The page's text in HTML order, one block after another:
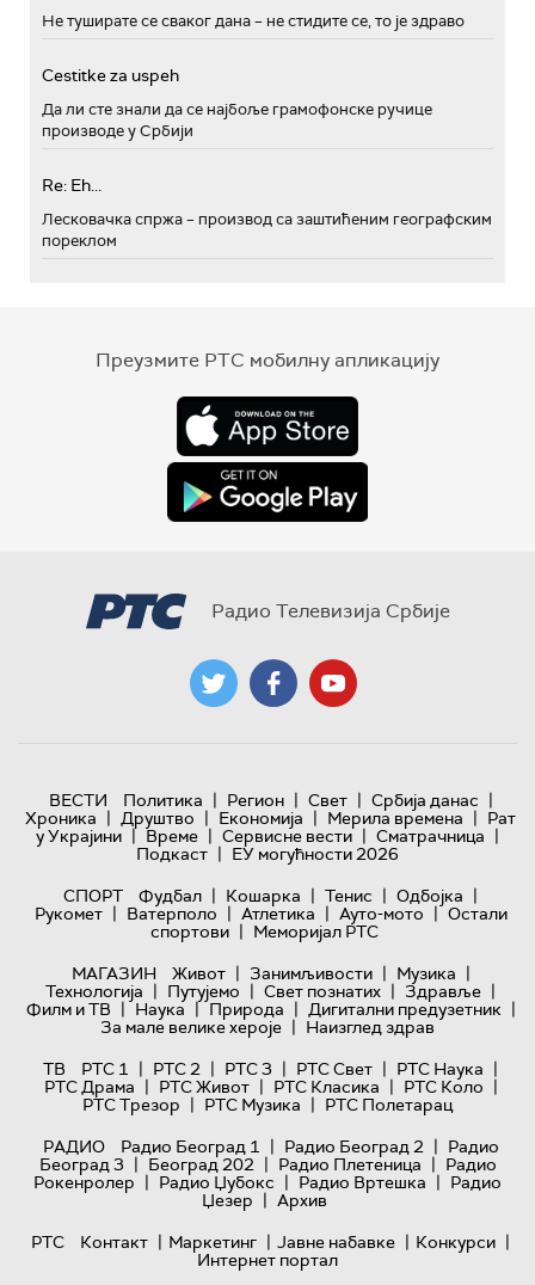
Не туширате се сваког дана – не стидите се, то је здраво
Cestitke za uspeh
Да ли сте знали да се најбоље грамофонске ручице
производе у Србији
Re: Eh...
Лесковачка спржа – производ са заштићеним географским
пореклом
Преузмите РТС мобилну апликацију
Радио Телевизија Србије
ВЕСТИ Политика | Регион | Свет | Србија данас |
Хроника | Друштво | Економија | Мерила времена | Рат
у Украјини | Време | Сервисне вести | Сматрачница |
Подкаст | ЕУ могућности 2026
СПОРТ
Фудбал | Кошарка | Тенис | Одбојка |
Рукомет | Ватерполо | Атлетика | Ауто-мото | Остали
спортови | Меморијал РТС
МАГАЗИН
Живот | Занимљивости | Музика |
Технологијa | Путујемо | Свет познатих | Здравље |
Филм и ТВ | Наука | Природа | Дигитални предузетник |
За мале велике хероје | Наизглед здрав
ТВ
РТС 1 | РТС 2 | РТС 3 | РТС Свет | РТС Наука |
РТС Драма | РТС Живот | РТС Класика | РТС Коло |
РТС Трезор | РТС Музика | РТС Полетарац
РАДИО
Радио Београд 1 | Радио Београд 2 | Радио
Београд 3 | Београд 202 | Радио Плетеница | Радио
Рокенролер | Радио Џубокс | Радио Вртешка | Радио
Џезер | Архив
РТС
Контакт | Маркетинг | Јавне набавке | Конкурси |
Интернет портал